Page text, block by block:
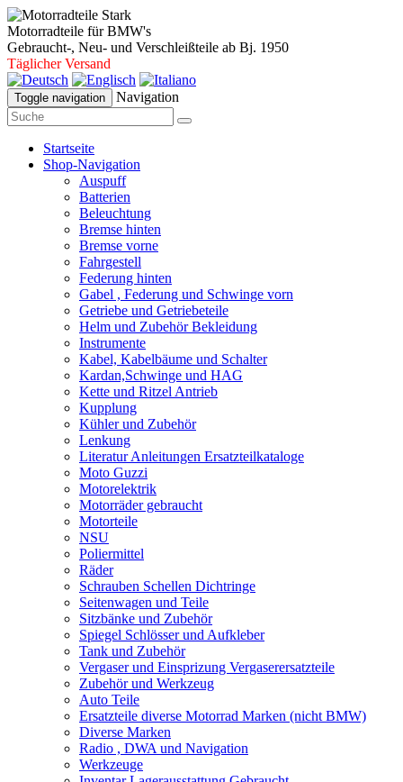
Motorradteile für BMW's
Gebraucht-, Neu- und Verschleißteile ab Bj. 1950
Täglicher Versand
Toggle navigation Navigation
Startseite
Shop-Navigation
Auspuff
Batterien
Beleuchtung
Bremse hinten
Bremse vorne
Fahrgestell
Federung hinten
Gabel , Federung und Schwinge vorn
Getriebe und Getriebeteile
Helm und Zubehör Bekleidung
Instrumente
Kabel, Kabelbäume und Schalter
Kardan,Schwinge und HAG
Kette und Ritzel Antrieb
Kupplung
Kühler und Zubehör
Lenkung
Literatur Anleitungen Ersatzteilkataloge
Moto Guzzi
Motorelektrik
Motorräder gebraucht
Motorteile
NSU
Poliermittel
Räder
Schrauben Schellen Dichtringe
Seitenwagen und Teile
Sitzbänke und Zubehör
Spiegel Schlösser und Aufkleber
Tank und Zubehör
Vergaser und Einsprizung Vergaserersatzteile
Zubehör und Werkzeug
Auto Teile
Ersatzteile diverse Motorrad Marken (nicht BMW)
Diverse Marken
Radio , DWA und Navigation
Werkzeuge